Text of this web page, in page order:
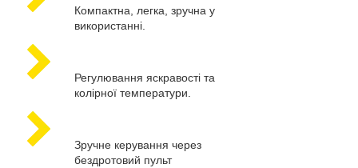
Компактна, легка, зручна у
використанні.
Регулювання яскравості та
колірної температури.
Зручне керування через
бездротовий пульт